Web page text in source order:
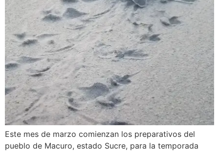
Este mes de marzo comienzan los preparativos del
pueblo de Macuro, estado Sucre, para la temporada